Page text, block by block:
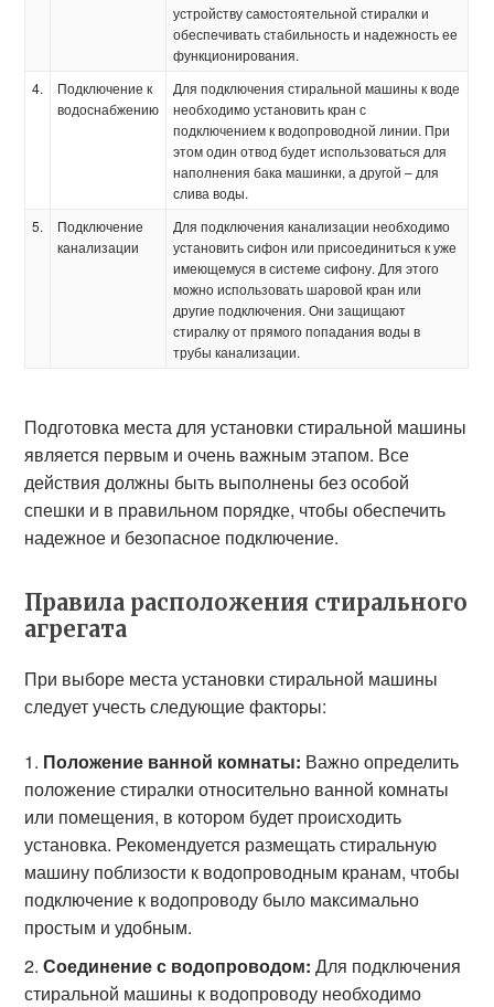
устройству самостоятельной стиралки и
обеспечивать стабильность и надежность ее
функционирования.
4.
Подключение к
водоснабжению
Для подключения стиральной машины к воде
необходимо установить кран с
подключением к водопроводной линии. При
этом один отвод будет использоваться для
наполнения бака машинки, а другой – для
слива воды.
5.
Подключение
канализации
Для подключения канализации необходимо
установить сифон или присоединиться к уже
имеющемуся в системе сифону. Для этого
можно использовать шаровой кран или
другие подключения. Они защищают
стиралку от прямого попадания воды в
трубы канализации.
Подготовка места для установки стиральной машины
является первым и очень важным этапом. Все
действия должны быть выполнены без особой
спешки и в правильном порядке, чтобы обеспечить
надежное и безопасное подключение.
Правила расположения стирального
агрегата
При выборе места установки стиральной машины
следует учесть следующие факторы:
Положение ванной комнаты: Важно определить
положение стиралки относительно ванной комнаты
или помещения, в котором будет происходить
установка. Рекомендуется размещать стиральную
машину поблизости к водопроводным кранам, чтобы
подключение к водопроводу было максимально
простым и удобным.
Соединение с водопроводом: Для подключения
стиральной машины к водопроводу необходимо